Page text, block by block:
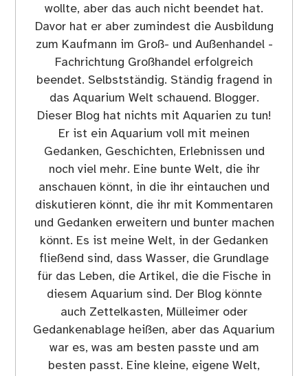
wollte, aber das auch nicht beendet hat.
Davor hat er aber zumindest die Ausbildung
zum Kaufmann im Groß- und Außenhandel -
Fachrichtung Großhandel erfolgreich
beendet. Selbstständig. Ständig fragend in
das Aquarium Welt schauend. Blogger.
Dieser Blog hat nichts mit Aquarien zu tun!
Er ist ein Aquarium voll mit meinen
Gedanken, Geschichten, Erlebnissen und
noch viel mehr. Eine bunte Welt, die ihr
anschauen könnt, in die ihr eintauchen und
diskutieren könnt, die ihr mit Kommentaren
und Gedanken erweitern und bunter machen
könnt. Es ist meine Welt, in der Gedanken
fließend sind, dass Wasser, die Grundlage
für das Leben, die Artikel, die die Fische in
diesem Aquarium sind. Der Blog könnte
auch Zettelkasten, Mülleimer oder
Gedankenablage heißen, aber das Aquarium
war es, was am besten passte und am
besten passt. Eine kleine, eigene Welt,